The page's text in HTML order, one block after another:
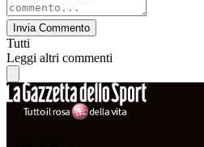
Invia Commento
Tutti
Leggi altri commenti